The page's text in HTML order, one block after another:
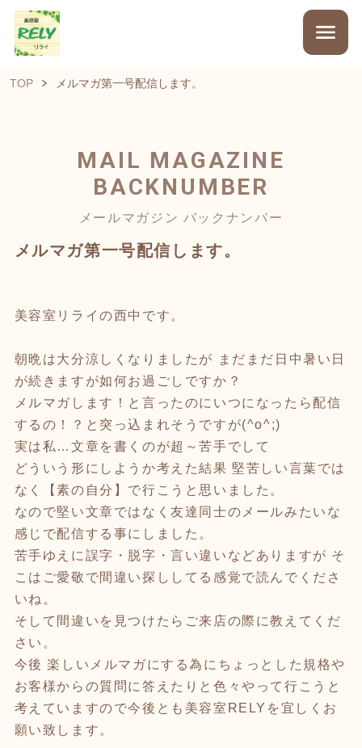
TOP メルマガ第一号配信します。
MAIL MAGAZINE
BACKNUMBER
メールマガジン バックナンバー
メルマガ第一号配信します。
美容室リライの西中です。
朝晩は大分涼しくなりましたが まだまだ日中暑い日
が続きますが如何お過ごしですか？
メルマガします！と言ったのにいつになったら配信
するの！？と突っ込まれそうですが(^o^;)
実は私…文章を書くのが超～苦手でして
どういう形にしようか考えた結果 堅苦しい言葉では
なく【素の自分】で行こうと思いました。
なので堅い文章ではなく友達同士のメールみたいな
感じで配信する事にしました。
苦手ゆえに誤字・脱字・言い違いなどありますが そ
こはご愛敬で間違い探ししてる感覚で読んでくださ
いね。
そして間違いを見つけたらご来店の際に教えてくだ
さい。
今後 楽しいメルマガにする為にちょっとした規格や
お客様からの質問に答えたりと色々やって行こうと
考えていますので今後とも美容室RELYを宜しくお
願い致します。